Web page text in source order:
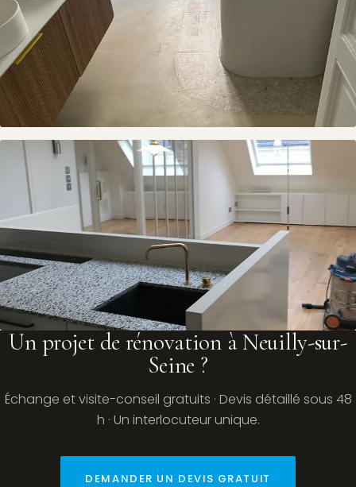
Un projet de rénovation à Neuilly-sur-
Seine ?
Échange et visite-conseil gratuits · Devis détaillé sous 48
h · Un interlocuteur unique.
DEMANDER UN DEVIS GRATUIT